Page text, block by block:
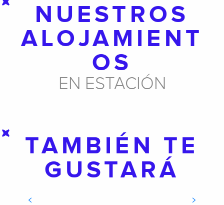
NUESTROS
ALOJAMIENT
OS
EN ESTACIÓN
TAMBIÉN TE
GUSTARÁ